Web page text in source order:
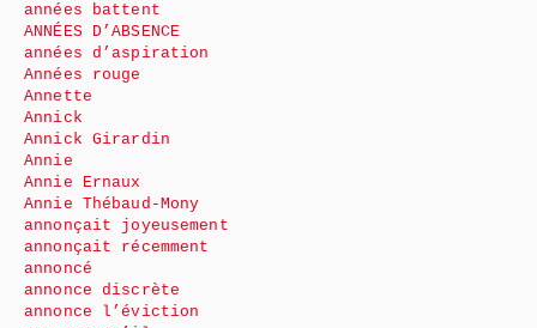
années battent
ANNÉES D’ABSENCE
années d’aspiration
Années rouge
Annette
Annick
Annick Girardin
Annie
Annie Ernaux
Annie Thébaud-Mony
annonçait joyeusement
annonçait récemment
annoncé
annonce discrète
annonce l’éviction